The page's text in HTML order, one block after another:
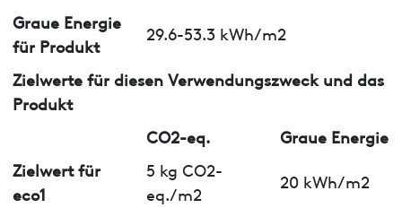
Graue Energie
für Produkt
29.6-53.3 kWh/m2
Zielwerte für diesen Verwendungszweck und das
Produkt
CO2-eq.
Graue Energie
Zielwert für
eco1
5 kg CO2-
eq./m2
20 kWh/m2